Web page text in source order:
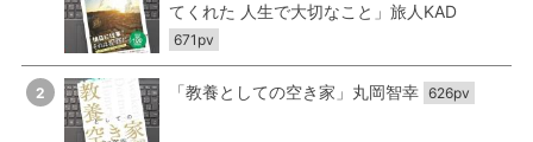
てくれた 人生で大切なこと」旅人KAD
671pv
2 「教養としての空き家」丸岡智幸 626pv